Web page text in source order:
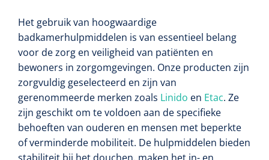
Het gebruik van hoogwaardige
badkamerhulpmiddelen is van essentieel belang
voor de zorg en veiligheid van patiënten en
bewoners in zorgomgevingen. Onze producten zijn
zorgvuldig geselecteerd en zijn van
gerenommeerde merken zoals Linido en Etac. Ze
zijn geschikt om te voldoen aan de specifieke
behoeften van ouderen en mensen met beperkte
of verminderde mobiliteit. De hulpmiddelen bieden